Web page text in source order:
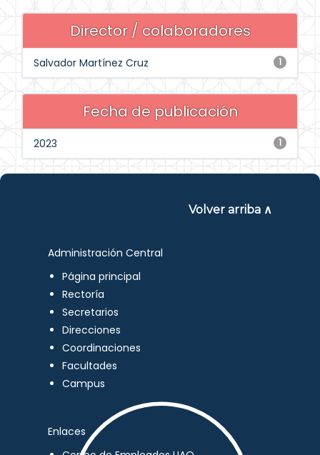
Director / colaboradores
1
Salvador Martínez Cruz
Fecha de publicación
1
2023
Volver arriba ∧
Administración Central
Página principal
Rectoría
Secretarios
Direcciones
Coordinaciones
Facultades
Campus
Enlaces